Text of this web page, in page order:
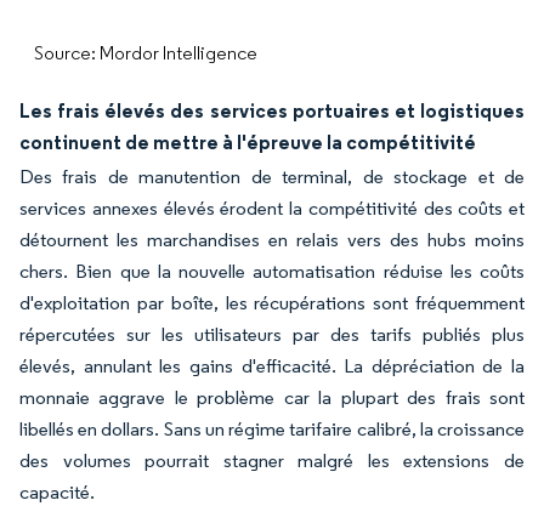
Source: Mordor Intelligence
Les frais élevés des services portuaires et logistiques
continuent de mettre à l'épreuve la compétitivité
Des frais de manutention de terminal, de stockage et de
services annexes élevés érodent la compétitivité des coûts et
détournent les marchandises en relais vers des hubs moins
chers. Bien que la nouvelle automatisation réduise les coûts
d'exploitation par boîte, les récupérations sont fréquemment
répercutées sur les utilisateurs par des tarifs publiés plus
élevés, annulant les gains d'efficacité. La dépréciation de la
monnaie aggrave le problème car la plupart des frais sont
libellés en dollars. Sans un régime tarifaire calibré, la croissance
des volumes pourrait stagner malgré les extensions de
capacité.